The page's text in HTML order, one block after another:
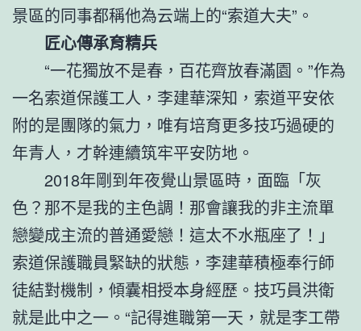
景區的同事都稱他為云端上的“索道大夫”。
匠心傳承育精兵
“一花獨放不是春，百花齊放春滿園。”作為
一名索道保護工人，李建華深知，索道平安依
附的是團隊的氣力，唯有培育更多技巧過硬的
年青人，才幹連續筑牢平安防地。
2018年剛到年夜覺山景區時，面臨「灰
色？那不是我的主色調！那會讓我的非主流單
戀變成主流的普通愛戀！這太不水瓶座了！」
索道保護職員緊缺的狀態，李建華積極奉行師
徒結對機制，傾囊相授本身經歷。技巧員洪衛
就是此中之一。“記得進職第一天，就是李工帶